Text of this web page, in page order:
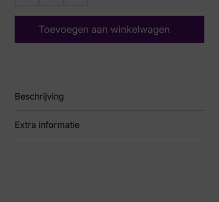
Toevoegen aan winkelwagen
Beschrijving
89 Dakota Grey Leather 15.1642.02-K07 H
Extra informatie